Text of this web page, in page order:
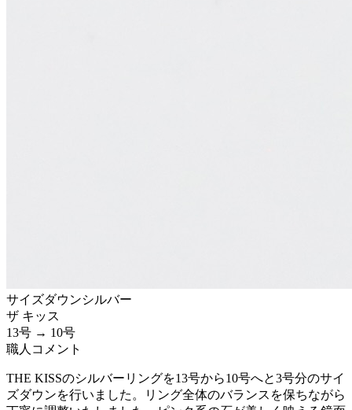
サイズダウンシルバー
ザ キッス
13号 → 10号
職人コメント
THE KISSのシルバーリングを13号から10号へと3号分のサイ
ズダウンを行いました。リング全体のバランスを保ちながら